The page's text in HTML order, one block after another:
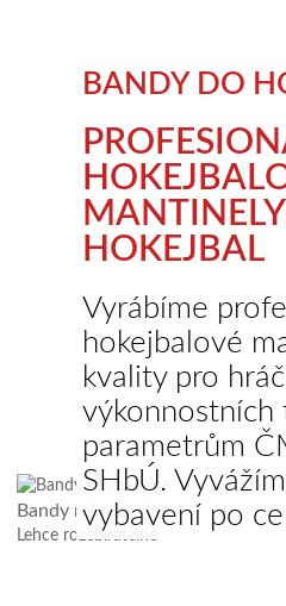
BANDY DO
HOKEJBAL
Vyrábíme
hokejbalové
kvality pro
výkonnostních
parametrům
SHbÚ.
vybavení po
Bandy rekreacyjne
Lehce rozebíratelné